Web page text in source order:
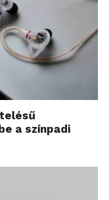
a színpadi